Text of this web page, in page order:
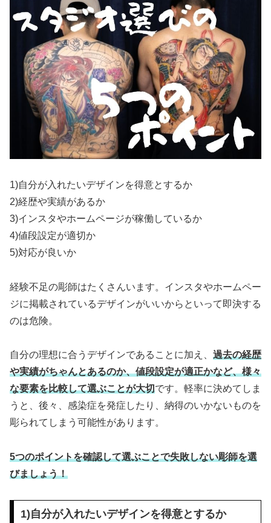
1)自分が入れたいデザインを得意とするか
2)経歴や実績があるか
3)インスタやホームページが稼働しているか
4)値段設定が適切か
5)対応が良いか
経験不足の彫師はたくさんいます。インスタやホームペー
ジに掲載されているデザインがいいからといって即決する
のは危険。
自分の理想に合うデザインであることに加え、 過去の経歴
や実績がちゃんとあるのか、値段設定が適正かなど、様々
な要素を比較して選ぶことが大切です。軽率に決めてしま
うと、後々、感染症を発症したり、納得のいかないものを
彫られてしまう可能性があります。
5つのポイントを確認して選ぶことで失敗しない彫師を選
びましょう！
1)自分が入れたいデザインを得意とするか